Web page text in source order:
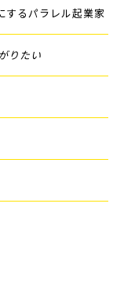
するパラレル起業家
りたい